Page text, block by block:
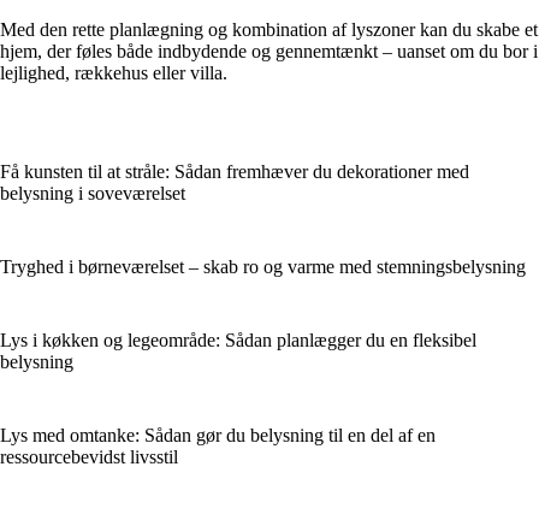
Med den rette planlægning og kombination af lyszoner kan du skabe et
hjem, der føles både indbydende og gennemtænkt – uanset om du bor i
lejlighed, rækkehus eller villa.
Få kunsten til at stråle: Sådan fremhæver du dekorationer med
belysning i soveværelset
Tryghed i børneværelset – skab ro og varme med stemningsbelysning
Lys i køkken og legeområde: Sådan planlægger du en fleksibel
belysning
Lys med omtanke: Sådan gør du belysning til en del af en
ressourcebevidst livsstil